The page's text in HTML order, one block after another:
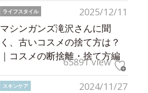
2025/12/11
ライフスタイル
マシンガンズ滝沢さんに聞
く、古いコスメの捨て方は？
｜コスメの断捨離・捨て方編
65891 view
2024/11/27
スキンケア